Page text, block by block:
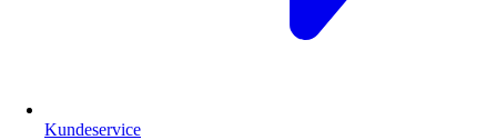
Kundeservice